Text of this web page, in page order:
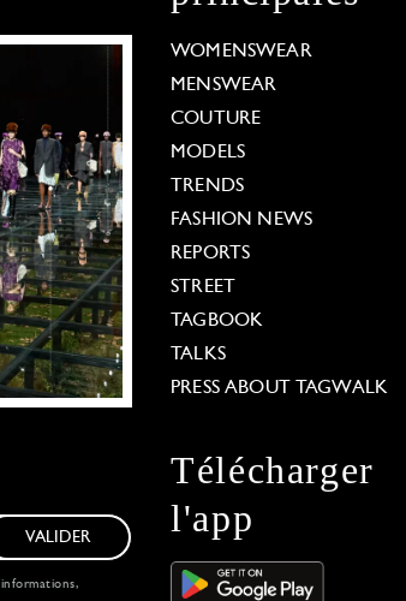
WOMENSWEAR
MENSWEAR
COUTURE
MODELS
TRENDS
FASHION NEWS
REPORTS
STREET
TAGBOOK
TALKS
PRESS ABOUT TAGWALK
VALIDER
Télécharger
l'app